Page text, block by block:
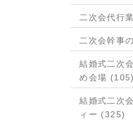
二次会代行
二次会幹事
結婚式二次
め会場 (105)
結婚式二次
ィー (325)